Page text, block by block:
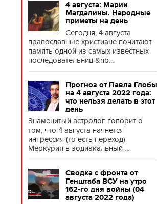
4 августа: Марии
Магдалины. Народные
приметы на день
Сегодня, 4 августа
православные христиане почитают
память одной из самых известных
последовательниц &nb...
Прогноз от Павла Глобы
на 4 августа 2022 года:
что нельзя делать в этот
день
Знаменитый астролог говорит о
том, что 4 августа начнется
ингрессия (то есть переход)
Меркурия в зодиакальный ...
Сводка с фронта от
Генштаба ВСУ на утро
162-го дня войны (04
августа 2022 года)